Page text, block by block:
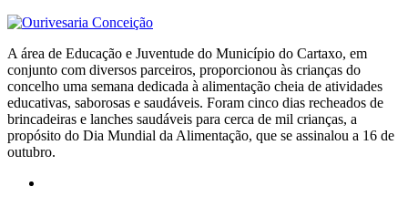
A área de Educação e Juventude do Município do Cartaxo, em
conjunto com diversos parceiros, proporcionou às crianças do
concelho uma semana dedicada à alimentação cheia de atividades
educativas, saborosas e saudáveis. Foram cinco dias recheados de
brincadeiras e lanches saudáveis para cerca de mil crianças, a
propósito do Dia Mundial da Alimentação, que se assinalou a 16 de
outubro.